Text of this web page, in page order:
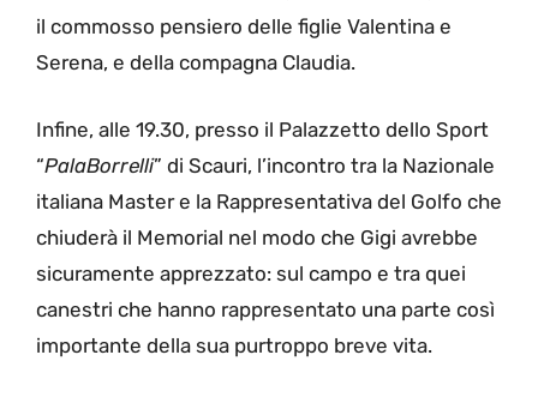
il commosso pensiero delle figlie Valentina e
Serena, e della compagna Claudia.
Infine, alle 19.30, presso il Palazzetto dello Sport
“PalaBorrelli” di Scauri, l’incontro tra la Nazionale
italiana Master e la Rappresentativa del Golfo che
chiuderà il Memorial nel modo che Gigi avrebbe
sicuramente apprezzato: sul campo e tra quei
canestri che hanno rappresentato una parte così
importante della sua purtroppo breve vita.